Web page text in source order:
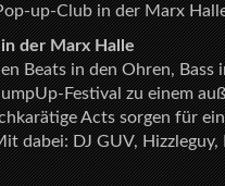
up-Club in der Marx
der Marx Halle
Beats in den Ohren, Bass
Festival zu einem
Acts sorgen für
dabei: DJ GUV,